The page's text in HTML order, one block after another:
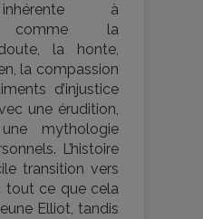
inhérente à
comme la
la honte,
la compassion
d’injustice
une érudition,
mythologie
L’histoire
transition vers
tout ce que cela
Elliot, tandis